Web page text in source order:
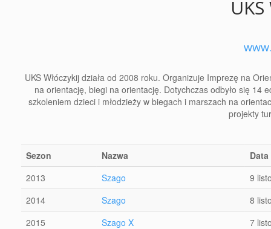
UKS
UKS Włóczykij działa od 2008 roku. Organizuje Imprezę na
na orientację, biegi na orientację. Dotychczas odbyło się 14
szkoleniem dzieci i młodzieży w biegach i marszach na
projekty
Sezon Nazwa
2013
Szago
9
2014
Szago
8
2015
Szago X
7